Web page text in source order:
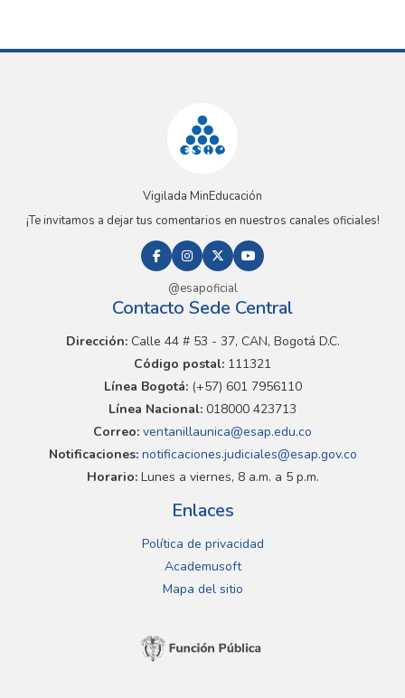
Vigilada MinEducación
¡Te invitamos a dejar tus comentarios en nuestros canales oficiales!
@esapoficial
Contacto Sede Central
Dirección:Calle 44 # 53 - 37, CAN, Bogotá D.C.
Código postal: 111321
Línea Bogotá:(+57) 601 7956110
Línea Nacional: 018000 423713
Correo: ventanillaunica@esap.edu.co
Notificaciones:notificaciones.judiciales@esap.gov.co
Horario:Lunes a viernes, 8 a.m. a 5 p.m.
Enlaces
Política de privacidad
Academusoft
Mapa del sitio